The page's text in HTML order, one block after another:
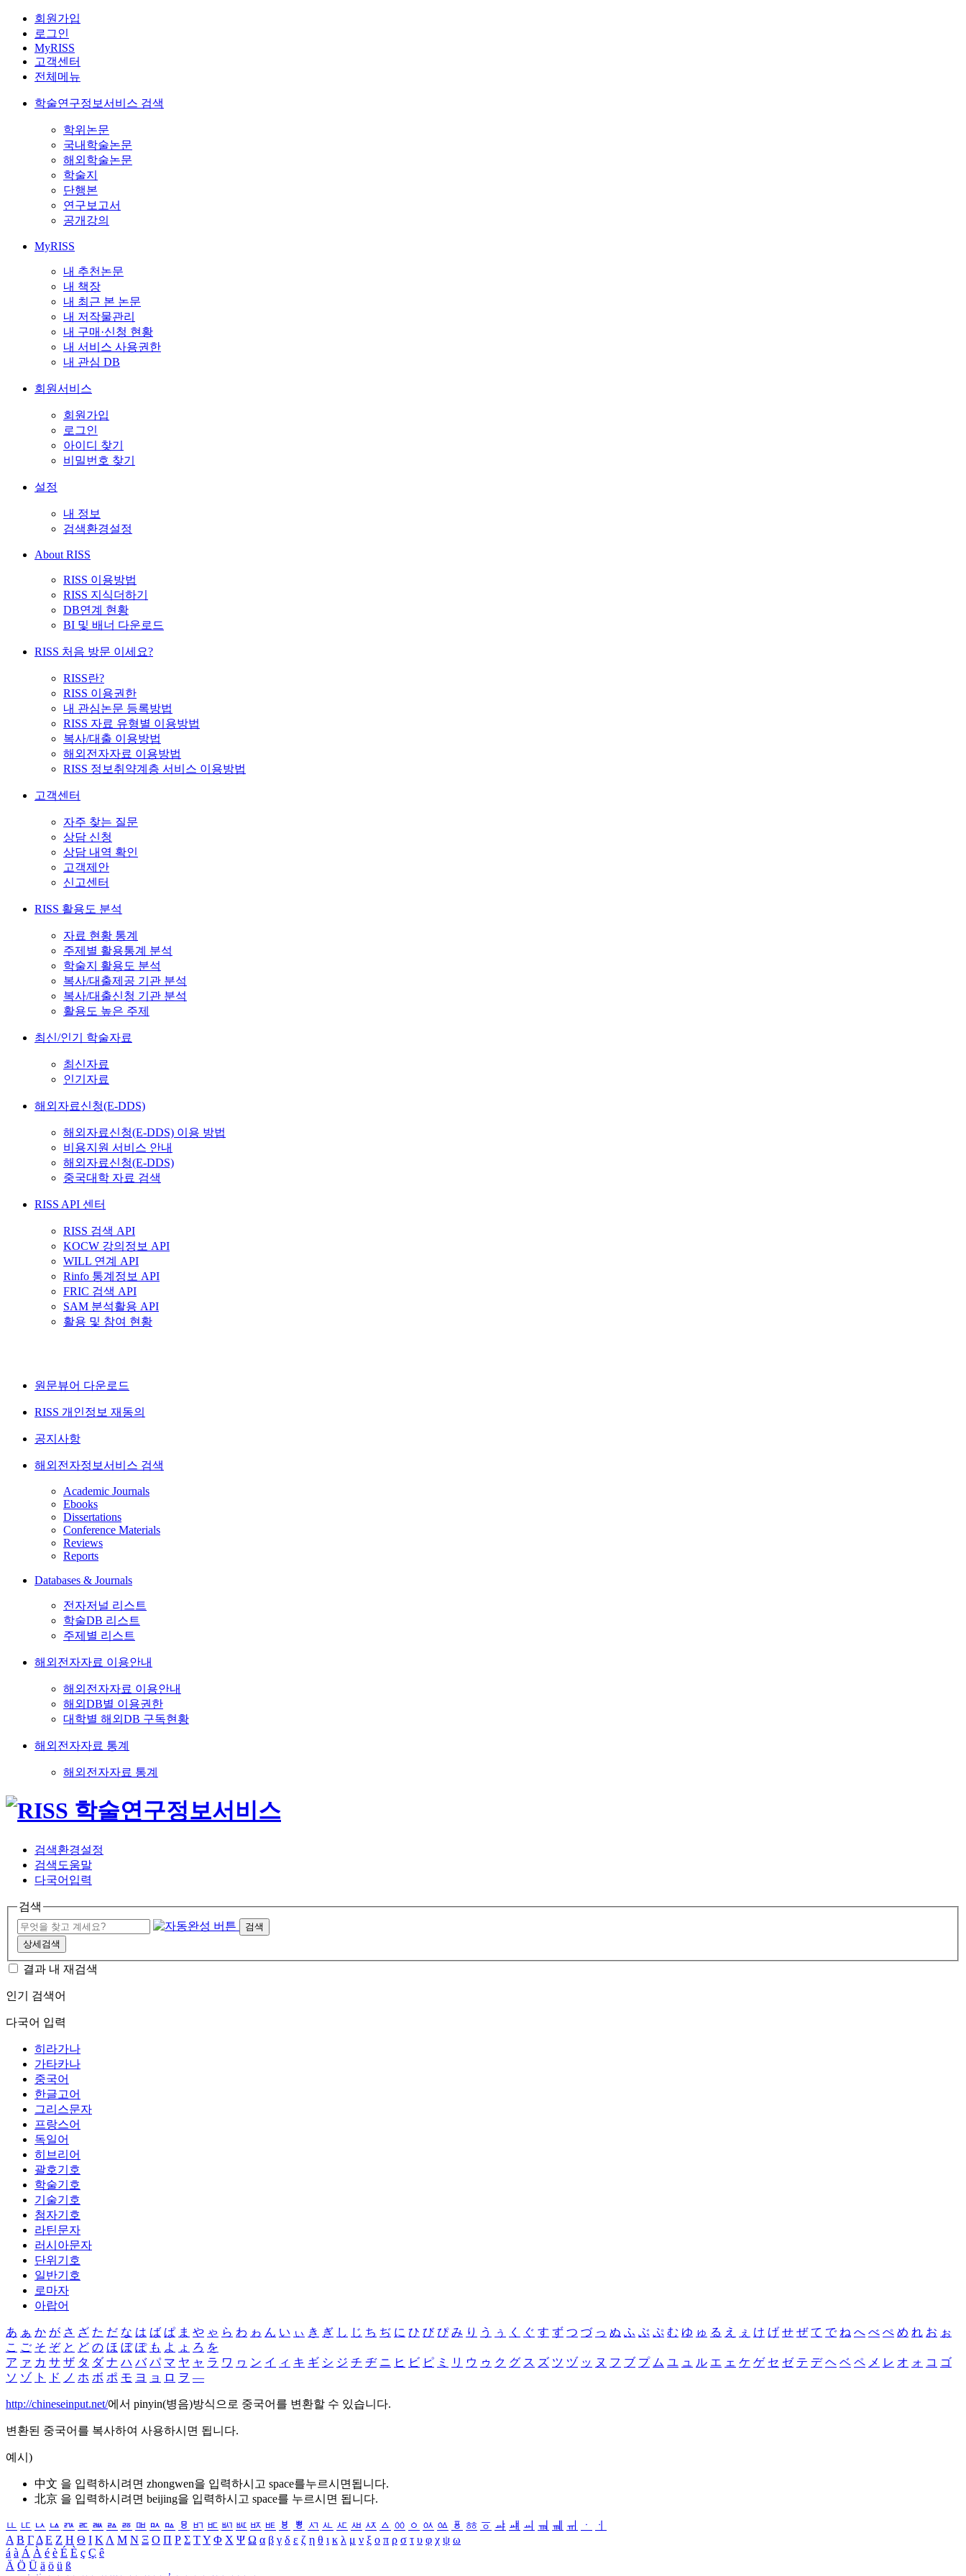
회원가입
로그인
MyRISS
고객센터
전체메뉴
학술연구정보서비스 검색
학위논문
국내학술논문
해외학술논문
학술지
단행본
연구보고서
공개강의
MyRISS
내 추천논문
내 책장
내 최근 본 논문
내 저작물관리
내 구매·신청 현황
내 서비스 사용권한
내 관심 DB
회원서비스
회원가입
로그인
아이디 찾기
비밀번호 찾기
설정
내 정보
검색환경설정
About RISS
RISS 이용방법
RISS 지식더하기
DB연계 현황
BI 및 배너 다운로드
RISS 처음 방문 이세요?
RISS란?
RISS 이용권한
내 관심논문 등록방법
RISS 자료 유형별 이용방법
복사/대출 이용방법
해외전자자료 이용방법
RISS 정보취약계층 서비스 이용방법
고객센터
자주 찾는 질문
상담 신청
상담 내역 확인
고객제안
신고센터
RISS 활용도 분석
자료 현황 통계
주제별 활용통계 분석
학술지 활용도 분석
복사/대출제공 기관 분석
복사/대출신청 기관 분석
활용도 높은 주제
최신/인기 학술자료
최신자료
인기자료
해외자료신청(E-DDS)
해외자료신청(E-DDS) 이용 방법
비용지원 서비스 안내
해외자료신청(E-DDS)
중국대학 자료 검색
RISS API 센터
RISS 검색 API
KOCW 강의정보 API
WILL 연계 API
Rinfo 통계정보 API
FRIC 검색 API
SAM 분석활용 API
활용 및 참여 현황
원문뷰어 다운로드
RISS 개인정보 재동의
공지사항
해외전자정보서비스 검색
Academic Journals
Ebooks
Dissertations
Conference Materials
Reviews
Reports
Databases & Journals
전자저널 리스트
학술DB 리스트
주제별 리스트
해외전자자료 이용안내
해외전자자료 이용안내
해외DB별 이용권한
대학별 해외DB 구독현황
해외전자자료 통계
해외전자자료 통계
검색환경설정
검색도움말
다국어입력
검색
검색
상세검색
결과 내 재검색
인기 검색어
다국어 입력
히라가나
가타카나
중국어
한글고어
그리스문자
프랑스어
독일어
히브리어
괄호기호
학술기호
기술기호
첨자기호
라틴문자
러시아문자
단위기호
일반기호
로마자
아랍어
あ ぁ か が さ ざ た だ な は ば ぱ ま や ゃ ら わ ゎ ん い ぃ き ぎ し じ ち ぢ に ひ び ぴ み り う ぅ く ぐ す ず つ づ っ ぬ ふ ぶ ぷ む ゆ ゅ る え ぇ け げ せ ぜ て で ね へ べ ぺ め れ お ぉ
こ ご そ ぞ と ど の ほ ぼ ぽ も よ ょ ろ を
ア ァ カ サ ザ タ ダ ナ ハ バ パ マ ヤ ャ ラ ワ ヮ ン イ ィ キ ギ シ ジ チ ヂ ニ ヒ ビ ピ ミ リ ウ ゥ ク グ ス ズ ツ ヅ ッ ヌ フ ブ プ ム ユ ュ ル エ ェ ケ ゲ セ ゼ テ デ ヘ ベ ペ メ レ オ ォ コ ゴ
ソ ゾ ト ド ノ ホ ボ ポ モ ヨ ョ ロ ヲ ―
http://chineseinput.net/에서 pinyin(병음)방식으로 중국어를 변환할 수 있습니다.
변환된 중국어를 복사하여 사용하시면 됩니다.
예시)
中文 을 입력하시려면 zhongwen을 입력하시고 space를누르시면됩니다.
北京 을 입력하시려면 beijing을 입력하시고 space를 누르시면 됩니다.
ㅥ ㅦ ㅧ ㅨ ㅩ ㅪ ㅫ ㅬ ㅭ ㅮ ㅯ ㅰ ㅱ ㅲ ㅳ ㅴ ㅵ ㅶ ㅷ ㅸ ㅹ ㅺ ㅻ ㅼ ㅽ ㅾ ㅿ ㆀ ㆁ ㆂ ㆃ ㆄ ㆅ ㆆ ㆇ ㆈ ㆉ ㆊ ㆋ ㆌ ㆍ
ㆎ
Α Β ΓΔ Ε Ζ Η Θ Ι ΚΛ Μ Ν Ξ Ο Π Ρ Σ ΤΥ Φ Χ Ψ Ω α β γ δ ε ζ η θ ι κ λ μ ν ξ ο π ρ σ τ υ φ χ ψ ω
á à Á À é è É È ç Ç ê
Ä Ö Ü ä ö ü ß